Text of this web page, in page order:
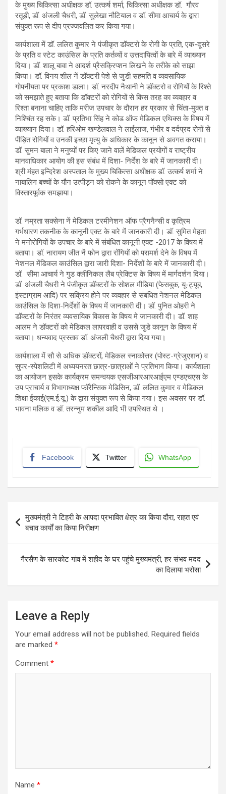
के मुख्य चिकित्सा अधीक्षक डॉ. उत्कर्ष शर्मा, चिकित्सा अधीक्षक डॉ. गौरव
रतूड़ी, डॉ. अंजली चैधरी, डॉ. सुलेखा नौटियाल व डॉ. सीमा आचार्य के द्वारा
संयुक्त रूप से दीप प्रज्जवलित कर किया गया।
कार्यशाला में डॉ. ललित कुमार ने पंजीकृत डॉक्टरो के रोगी के प्रति, एक-दूसरे
के प्रति व स्टेट काउंसिल के प्रति कर्तव्यों व उत्तदायित्वों के बारे में व्याख्यान
दिया। डॉ. शालू बावा ने आदर्श प्रैसक्रिप्शन लिखने के तरीके को साझा
किया। डॉ. विनय शील नें डॉक्टरी पेशे से जुडी सहमति व व्यवसायिक
गोपनीयता पर प्रकाश डाला। डॉ. नरदीप नैथानी ने डॉक्टरो व रोगियों के रिश्ते
को समझाते हुए बताया कि डॉक्टरों को रोगियों से किस तरह का व्यवहार व
रिश्ता बनाना चाहिए ताकि मरीज उपचार के दौरान हर प्रकार से चिंता-मुक्त व
निश्चिंत रह सके। डॉ. प्रतिभा सिंह ने कोड ऑफ मेडिकल एथिक्स के विषय में
व्याख्यान दिया। डॉ. हरिओम खण्डेलवाल ने लाईलाज, गंभीर व दर्दप्रद रोगों से
पीड़ित रोगियों व उनकी इच्छा मृत्यु के अधिकार के कानून से अवगत कराया।
डॉ. सुमन बाला ने मनुष्यों पर किए जाने वालें मेडिकल प्रयोगों व राष्ट्रीय
मानवाधिकार आयोग की इस संबंध में दिशा- निर्देश के बारे में जानकारी दी।
श्री मंहत इन्दिरेश अस्पताल के मुख्य चिकित्सा अधीक्षक डॉ. उत्कर्ष शर्मा ने
नाबालिग बच्चों के यौन उत्पीड़न को रोकने के कानून पॉक्सो एक्ट को
विस्तारपूर्वक समझाया।
डॉ. नम्रता सक्सेना नें मेडिकल टरमीनेशन ऑफ प्रैगनैन्सी व कृत्रिम
गर्भधारण तकनीक के कानूनी एक्ट के बारे में जानकारी दी। डॉ. सुमित मेहता
ने मनोरोगियों के उपचार के बारे में संबंधित कानूनी एक्ट -2017 के विषय में
बताया। डॉ. नारायण जीत नें फोन द्वारा रोंगियों को परामर्श देने के विषय में
नेशनल मेंडिकल काउंसिल द्वारा जारी दिशा- निर्देशों के बारे में जानकारी दी।
डॉ. सीमा आचार्य ने गुड क्लीनिकल लैब प्रेक्टिस के विषय में मार्गदर्शन दिया।
डॉ. अंजली चैधरी ने पंजीकृत डॉक्टरों के सोशल मीडिया (फेसबुक, यू-ट्यूब,
इंस्टाग्राम आदि) पर सक्रिय होने पर व्यवहार से संबंधित नेशनल मेडिकल
काउंसिल के दिशा-निर्देशों के विषय में जानकारी दी। डॉ. पुनित ओहरी ने
डॉक्टरों के निरंतर व्यवसायिक विकास के विषय मे जानकारी दी। डॉ. शाह
आलम ने डॉक्टरों को मेडिकल लापरवाही व उससे जुडे कानून के विषय में
बताया। धन्यवाद प्रस्ताव डॉ. अंजली चैधरी द्वारा दिया गया।
कार्यशाला में सौ से अधिक डॉक्टरों, मेडिकल स्नाकोत्तर (पोस्ट-ग्रेजुएशन) व
सुपर-स्पेशलिटी में अध्ययनरत छात्र-छात्राओं ने प्रतिभाग किया। कार्यशाला
का आयोजन इसके कार्यक्रम समन्वयक एसजीआरआरआईएम एण्डएचएस के
उप प्राचार्य व विभागाध्यक्ष फॉरैन्सिक मेडिसिन, डॉ. ललित कुमार व मेडिकल
शिक्षा ईकाई(एम.ई.यू.) के द्वारा संयुक्त रूप से किया गया। इस अवसर पर डॉ.
भावना मलिक व डॉ. तरन्नुम शकील आदि भी उपस्थित थे ।
Facebook Twitter WhatsApp
navigation
मुख्यमंत्री ने टिहरी के आपदा प्रभावित क्षेत्र का किया दौरा, राहत एवं
बचाव कार्यों का किया निरीक्षण
गैरसैंण के सारकोट गांव में शहीद के घर पहुंचे मुख्यमंत्री, हर संभव मदद
का दिलाया भरोसा
Leave a Reply
Your email address will not be published. Required fields
are marked *
Comment *
Name *